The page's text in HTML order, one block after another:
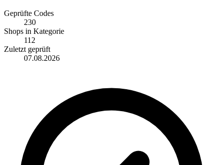
Geprüfte Codes
230
Shops in Kategorie
112
Zuletzt geprüft
07.08.2026